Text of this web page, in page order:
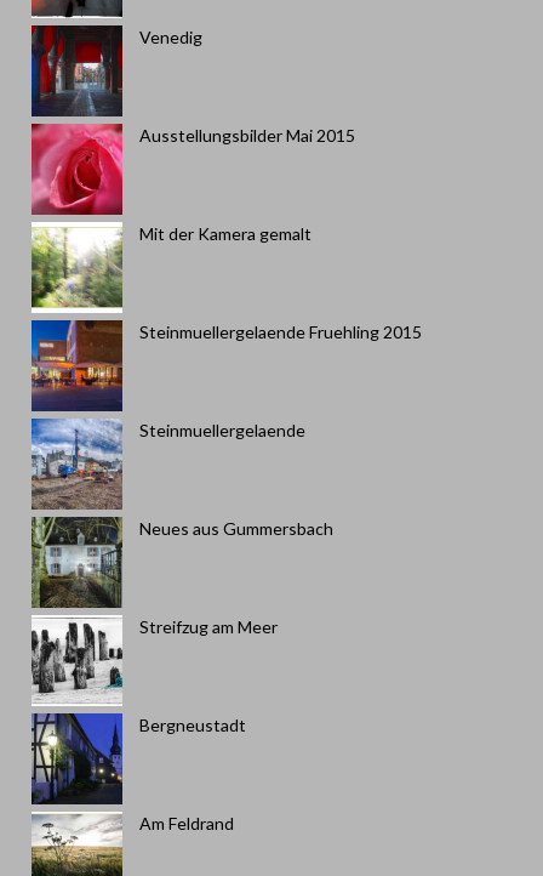
Venedig
Ausstellungsbilder Mai 2015
Mit der Kamera gemalt
Steinmuellergelaende Fruehling 2015
Steinmuellergelaende
Neues aus Gummersbach
Streifzug am Meer
Bergneustadt
Am Feldrand